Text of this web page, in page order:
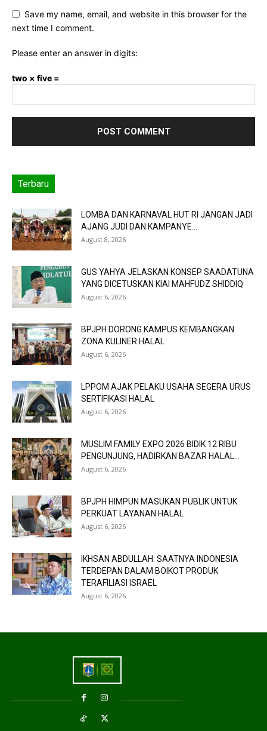
Save my name, email, and website in this browser for the
next time I comment.
Please enter an answer in digits:
two × five =
Terbaru
LOMBA DAN KARNAVAL HUT RI JANGAN JADI
AJANG JUDI DAN KAMPANYE...
August 8, 2026
GUS YAHYA JELASKAN KONSEP SAADATUNA
YANG DICETUSKAN KIAI MAHFUDZ SHIDDIQ
August 6, 2026
BPJPH DORONG KAMPUS KEMBANGKAN
ZONA KULINER HALAL
August 6, 2026
LPPOM AJAK PELAKU USAHA SEGERA URUS
SERTIFIKASI HALAL
August 6, 2026
MUSLIM FAMILY EXPO 2026 BIDIK 12 RIBU
PENGUNJUNG, HADIRKAN BAZAR HALAL...
August 6, 2026
BPJPH HIMPUN MASUKAN PUBLIK UNTUK
PERKUAT LAYANAN HALAL
August 6, 2026
IKHSAN ABDULLAH: SAATNYA INDONESIA
TERDEPAN DALAM BOIKOT PRODUK
TERAFILIASI ISRAEL
August 6, 2026